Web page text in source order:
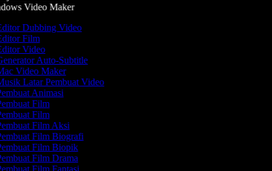
Video Maker
Dubbing Video
Film
Video
Auto-Subtitle
Video Maker
Latar Pembuat Video
Animasi
Film
Film
Film Aksi
Film Biografi
Film Biopik
Film Drama
Film Fantasi